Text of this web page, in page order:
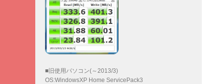
■旧使用パソコン(～2013/3)
OS:WindowsXP Home ServicePack3